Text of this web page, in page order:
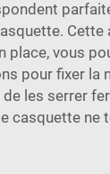
Cette
place, vous
pour fixer la
les serrer
casquette ne